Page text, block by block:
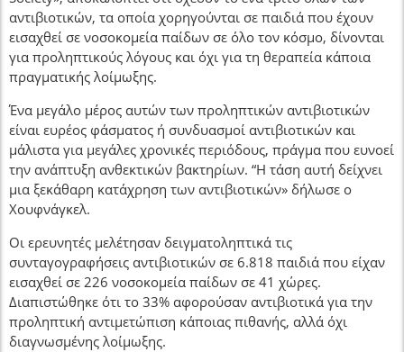
αντιβιοτικών, τα οποία χορηγούνται σε παιδιά που έχουν
εισαχθεί σε νοσοκομεία παίδων σε όλο τον κόσμο, δίνονται
για προληπτικούς λόγους και όχι για τη θεραπεία κάποια
πραγματικής λοίμωξης.
Ένα μεγάλο μέρος αυτών των προληπτικών αντιβιοτικών
είναι ευρέος φάσματος ή συνδυασμοί αντιβιοτικών και
μάλιστα για μεγάλες χρονικές περιόδους, πράγμα που ευνοεί
την ανάπτυξη ανθεκτικών βακτηρίων. “Η τάση αυτή δείχνει
μια ξεκάθαρη κατάχρηση των αντιβιοτικών» δήλωσε ο
Χουφνάγκελ.
Οι ερευνητές μελέτησαν δειγματοληπτικά τις
συνταγογραφήσεις αντιβιοτικών σε 6.818 παιδιά που είχαν
εισαχθεί σε 226 νοσοκομεία παίδων σε 41 χώρες.
Διαπιστώθηκε ότι το 33% αφορούσαν αντιβιοτικά για την
προληπτική αντιμετώπιση κάποιας πιθανής, αλλά όχι
διαγνωσμένης λοίμωξης.